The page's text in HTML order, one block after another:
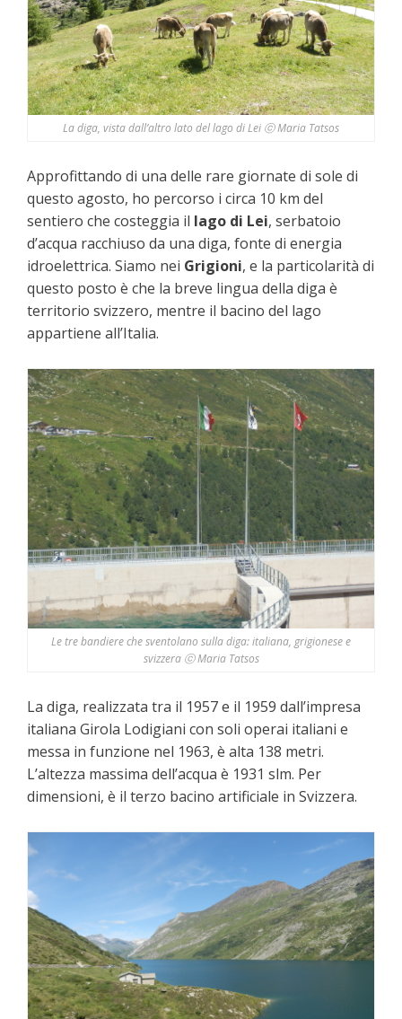
La diga, vista dall’altro lato del lago di Lei ⓒ Maria Tatsos
Approfittando di una delle rare giornate di sole di
questo agosto, ho percorso i circa 10 km del
sentiero che costeggia il lago di Lei, serbatoio
d’acqua racchiuso da una diga, fonte di energia
idroelettrica. Siamo nei Grigioni, e la particolarità di
questo posto è che la breve lingua della diga è
territorio svizzero, mentre il bacino del lago
appartiene all’Italia.
Le tre bandiere che sventolano sulla diga: italiana, grigionese e
svizzera ⓒ Maria Tatsos
La diga, realizzata tra il 1957 e il 1959 dall’impresa
italiana Girola Lodigiani con soli operai italiani e
messa in funzione nel 1963, è alta 138 metri.
L’altezza massima dell’acqua è 1931 slm. Per
dimensioni, è il terzo bacino artificiale in Svizzera.